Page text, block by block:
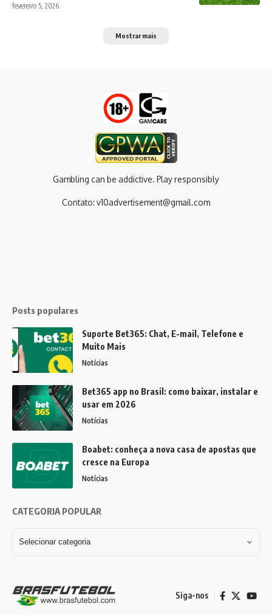
fevereiro 5, 2026
Mostrar mais
Gambling can be addictive. Play responsibly
Contato: v10advertisement@gmail.com
Posts populares
Suporte Bet365: Chat, E-mail, Telefone e
Muito Mais
Notícias
Bet365 app no Brasil: como baixar, instalar e
usar em 2026
Notícias
Boabet: conheça a nova casa de apostas que
cresce na Europa
Notícias
CATEGORIA POPULAR
Siga-nos